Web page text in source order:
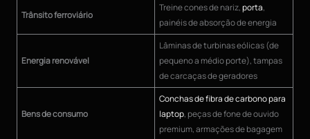
Trânsito ferroviário
Treine cones de nariz,porta,
painéis de absorção de energia
Energia renovável
Lâminas de turbinas eólicas (de
pequeno a médio porte), tampas
de carcaças de geradores
Bens de consumo
Conchas de fibra de carbono para
laptop, peças de fone de ouvido
premium, armações de bagagem